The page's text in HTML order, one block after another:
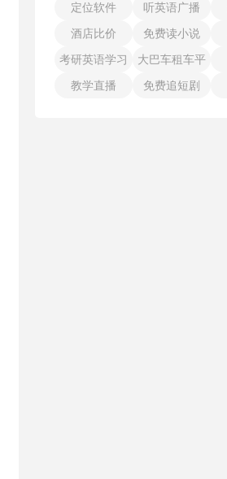
定位软件 听英语广播
酒店比价
免费读小说
考研英语学习
大巴车租车平
台
教学直播
免费追短剧